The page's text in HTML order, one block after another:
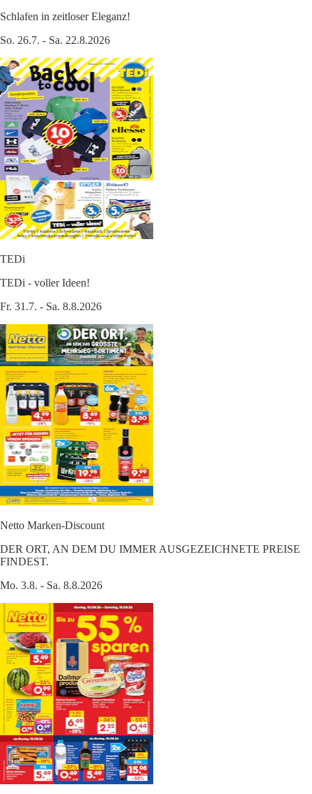
Schlafen in zeitloser Eleganz!
So. 26.7. - Sa. 22.8.2026
TEDi
TEDi - voller Ideen!
Fr. 31.7. - Sa. 8.8.2026
Netto Marken-Discount
DER ORT, AN DEM DU IMMER AUSGEZEICHNETE PREISE
FINDEST.
Mo. 3.8. - Sa. 8.8.2026